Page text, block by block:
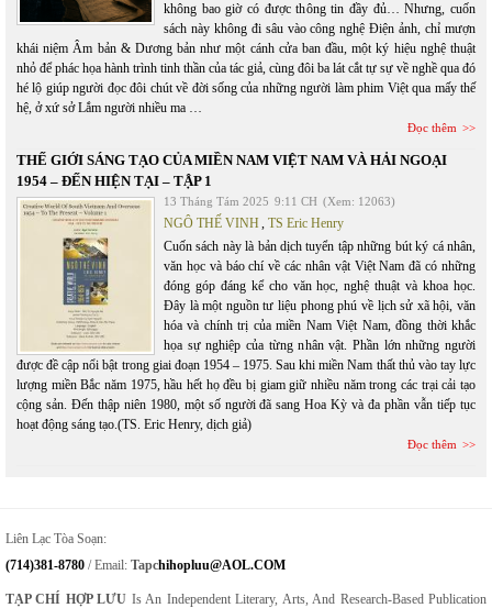
không bao giờ có được thông tin đầy đủ… Nhưng, cuốn
sách này không đi sâu vào công nghệ Điện ảnh, chỉ mượn
khái niệm Âm bản & Dương bản như một cánh cửa ban đầu, một ký hiệu nghệ thuật
nhỏ để phác họa hành trình tinh thần của tác giả, cùng đôi ba lát cắt tự sự về nghề qua đó
hé lộ giúp người đọc đôi chút về đời sống của những người làm phim Việt qua mấy thế
hệ, ở xứ sở Lắm người nhiều ma …
Đọc thêm
THẾ GIỚI SÁNG TẠO CỦA MIỀN NAM VIỆT NAM VÀ HẢI NGOẠI
1954 – ĐẾN HIỆN TẠI – TẬP 1
13 Tháng Tám 2025 9:11 CH (Xem: 12063)
NGÔ THẾ VINH, TS Eric Henry
Cuốn sách này là bản dịch tuyển tập những bút ký cá nhân,
văn học và báo chí về các nhân vật Việt Nam đã có những
đóng góp đáng kể cho văn học, nghệ thuật và khoa học.
Đây là một nguồn tư liệu phong phú về lịch sử xã hội, văn
hóa và chính trị của miền Nam Việt Nam, đồng thời khắc
họa sự nghiệp của từng nhân vật. Phần lớn những người
được đề cập nổi bật trong giai đoạn 1954 – 1975. Sau khi miền Nam thất thủ vào tay lực
lượng miền Bắc năm 1975, hầu hết họ đều bị giam giữ nhiều năm trong các trại cải tạo
cộng sản. Đến thập niên 1980, một số người đã sang Hoa Kỳ và đa phần vẫn tiếp tục
hoạt động sáng tạo.(TS. Eric Henry, dịch giả)
Đọc thêm
Liên Lạc Tòa Soạn:
(714)381-8780 / Email: TapcHihopluu@AOL.COM
TẠP CHÍ HỢP LƯU Is An Independent Literary, Arts, And Research-Based Publication